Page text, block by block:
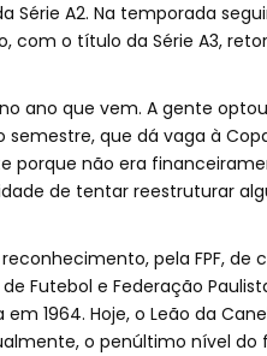
Série A2. Na temporada
com o título da Série A3,
ano que vem. A gente
que dá vaga à
porque não era
de tentar reestruturar
pela FPF, de
Futebol e Federação
1964. Hoje, o Leão da
o penúltimo nível do